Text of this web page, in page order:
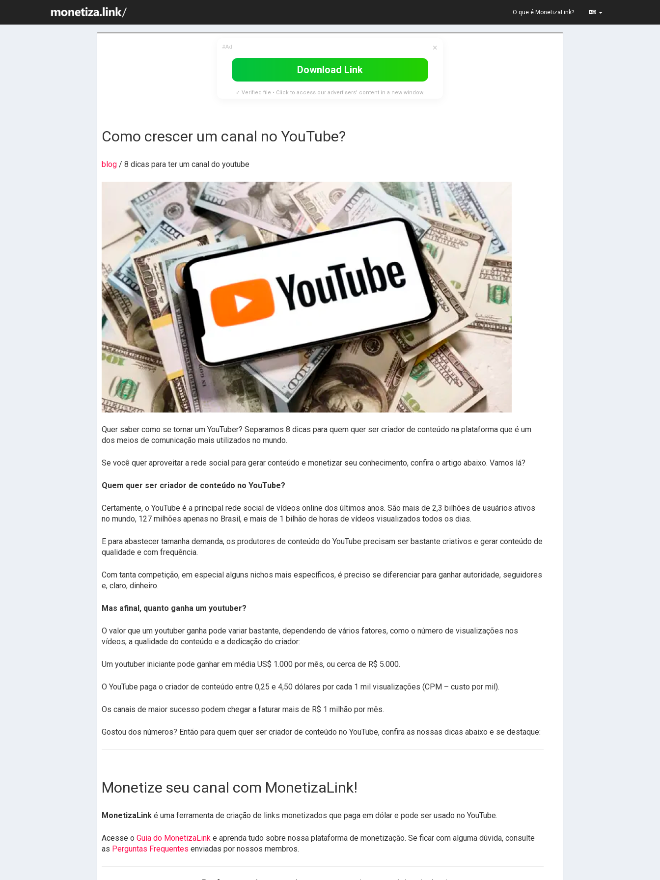
O que é MonetizaLink?
#Ad ×
Download Link
✓ Verified file • Click to access our advertisers' content in a new window.
Como crescer um canal no YouTube?
blog / 8 dicas para ter um canal do youtube
Quer saber como se tornar um YouTuber? Separamos 8 dicas para quem quer ser criador de conteúdo na plataforma que é um
dos meios de comunicação mais utilizados no mundo.
Se você quer aproveitar a rede social para gerar conteúdo e monetizar seu conhecimento, confira o artigo abaixo. Vamos lá?
Quem quer ser criador de conteúdo no YouTube?
Certamente, o YouTube é a principal rede social de vídeos online dos últimos anos. São mais de 2,3 bilhões de usuários ativos
no mundo, 127 milhões apenas no Brasil, e mais de 1 bilhão de horas de vídeos visualizados todos os dias.
E para abastecer tamanha demanda, os produtores de conteúdo do YouTube precisam ser bastante criativos e gerar conteúdo de
qualidade e com frequência.
Com tanta competição, em especial alguns nichos mais específicos, é preciso se diferenciar para ganhar autoridade, seguidores
e, claro, dinheiro.
Mas afinal, quanto ganha um youtuber?
O valor que um youtuber ganha pode variar bastante, dependendo de vários fatores, como o número de visualizações nos
vídeos, a qualidade do conteúdo e a dedicação do criador:
Um youtuber iniciante pode ganhar em média US$ 1.000 por mês, ou cerca de R$ 5.000.
O YouTube paga o criador de conteúdo entre 0,25 e 4,50 dólares por cada 1 mil visualizações (CPM – custo por mil).
Os canais de maior sucesso podem chegar a faturar mais de R$ 1 milhão por mês.
Gostou dos números? Então para quem quer ser criador de conteúdo no YouTube, confira as nossas dicas abaixo e se destaque:
Monetize seu canal com MonetizaLink!
MonetizaLink é uma ferramenta de criação de links monetizados que paga em dólar e pode ser usado no YouTube.
Acesse o Guia do MonetizaLink e aprenda tudo sobre nossa plataforma de monetização. Se ficar com alguma dúvida, consulte
as Perguntas Frequentes enviadas por nossos membros.